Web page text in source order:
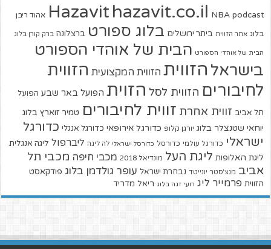
Hazavit hazavit.co.il NBA podcast אהוד ריבן
בלוג אתר הזווית ביתר ירושלים בלוג ספורט ברצלונה ברק קורן בלוג
הבית של אוהדי הספורט הבית של אוהדי הספורט
בישראל הזווית הזווית המקצועית הזווית
לחיבורים הזווית לסל הזוית הפועל באר שבע הפועל
תל אביב זווית אחרת זווית לחיבורים טמיר זוארץ בלוג
יוחאי שטנצלר בלוג יורגן קלופ כדורגל אירופאי כדורגל אנגלי כדורגל
ישראלי כדורגל עולמי כדורסל כדורסל ישראלי לה ליגה ליברפול ליגה אנגלית
ליגת האלופות ליגת העל מונדיאל 2018 מכבי חיפה מכבי תל
אביב מנצ'סטר יונייטד נבחרת ישראל עופר גולדמן בלוג פודקאסט
הזווית פרמייר ליג רועי זגה בלוג ריאל מדריד